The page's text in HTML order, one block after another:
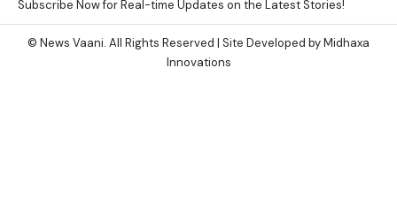
Subscribe Now for Real-time Updates on the Latest Stories!
© News Vaani. All Rights Reserved | Site Developed by Midhaxa
Innovations